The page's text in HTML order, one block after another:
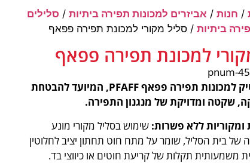
/ חנות/ אביזרים למכונות תפירה ביתיות/ סלילים
ביתיות/ סליל מקורי למכונת תפירה פפאף
למכונת תפירה פפאף
סליל פלסטיק למכונות תפירה פפאף PFAFF, המיועד להבטחת
שקטה ומדויקת של מנגנון התפירה.
ומקוריות ללא פשרות: שימוש בסליל מקורי מונע
של בית הסליל, שומר על מתח חוט תחתון יציב לחלוטין
משמעותית תקלות של קריעת חוטים או כיווצי בד.